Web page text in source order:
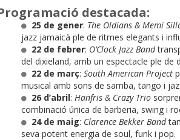
destacada:
25 de gener: The Oldians & Memi
jazz jamaicà ple de ritmes elegants i
22 de febrer: O’Clock Jazz Band
del dixieland, amb un espectacle ple de
22 de març: South American Project
musical amb sons de samba, tango i
26 d’abril: Hanfris & Crazy Trio
combinació única de barberia, swing i
24 de maig: Clarence Bekker Band
seva potent energia de soul, funk i pop.